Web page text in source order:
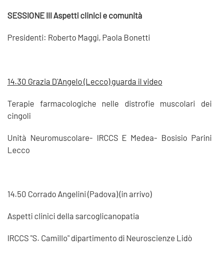
SESSIONE III Aspetti clinici e comunità
Presidenti: Roberto Maggi, Paola Bonetti
14.30 Grazia D'Angelo (Lecco) guarda il video
Terapie farmacologiche nelle distrofie muscolari dei
cingoli
Unità Neuromuscolare- IRCCS E Medea- Bosisio Parini
Lecco
14.50 Corrado Angelini (Padova) (in arrivo)
Aspetti clinici della sarcoglicanopatia
IRCCS "S. Camillo" dipartimento di Neuroscienze Lidò